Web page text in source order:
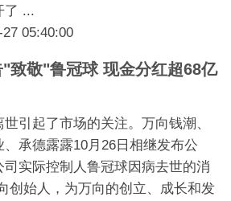
了 ...
05:40:00
致敬"鲁冠球 现金分红超68亿
引起了市场的关注。万向钱潮、
承德露露10月26日相继发布公
实际控制人鲁冠球因病去世的消
创始人，为万向的创立、成长和发